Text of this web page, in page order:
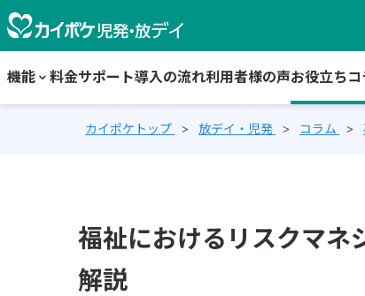
機能 keyboard_arrow_down 料金サポート導入の流れ利用者様の声お役立ちコ
カイポケトップ 放デイ・児発 コラム
福祉におけるリスクマネ
解説